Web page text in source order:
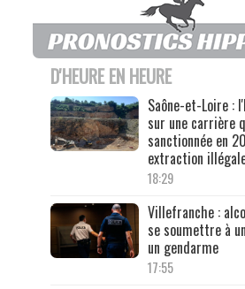
D'HEURE EN HEURE
Saône-et-Loire :
sur une carrière
sanctionnée en
extraction
18:29
Villefranche :
se soumettre à
un gendarme
17:55